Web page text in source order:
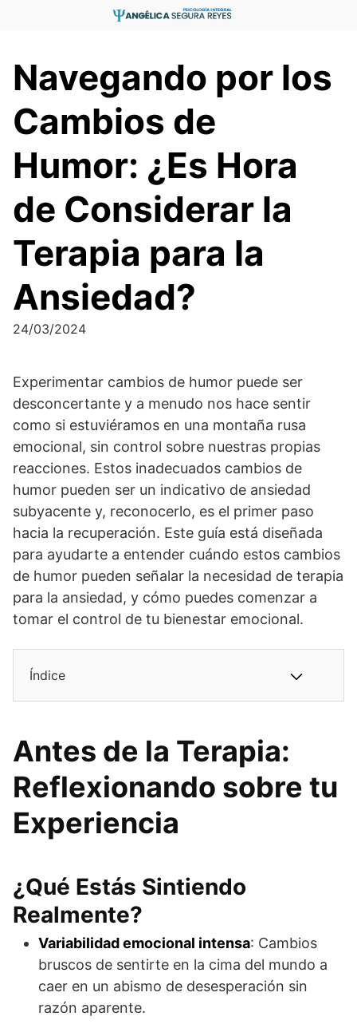
Navegando por los
Cambios de
Humor: ¿Es Hora
de Considerar la
Terapia para la
Ansiedad?
24/03/2024
Experimentar cambios de humor puede ser
desconcertante y a menudo nos hace sentir
como si estuviéramos en una montaña rusa
emocional, sin control sobre nuestras propias
reacciones. Estos inadecuados cambios de
humor pueden ser un indicativo de ansiedad
subyacente y, reconocerlo, es el primer paso
hacia la recuperación. Este guía está diseñada
para ayudarte a entender cuándo estos cambios
de humor pueden señalar la necesidad de terapia
para la ansiedad, y cómo puedes comenzar a
tomar el control de tu bienestar emocional.
Índice
Antes de la Terapia:
Reflexionando sobre tu
Experiencia
¿Qué Estás Sintiendo
Realmente?
Variabilidad emocional intensa: Cambios
bruscos de sentirte en la cima del mundo a
caer en un abismo de desesperación sin
razón aparente.